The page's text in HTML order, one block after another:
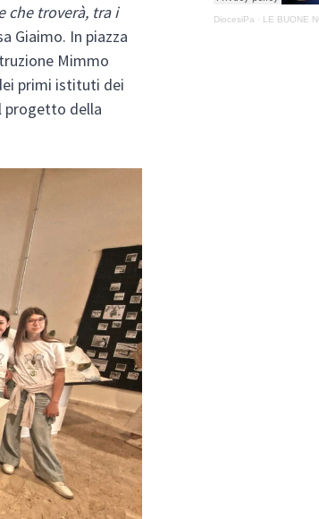
che troverà, tra i
Giaimo. In piazza
Mimmo
primi istituti dei
progetto della
DiocesiPa · LE BUONE